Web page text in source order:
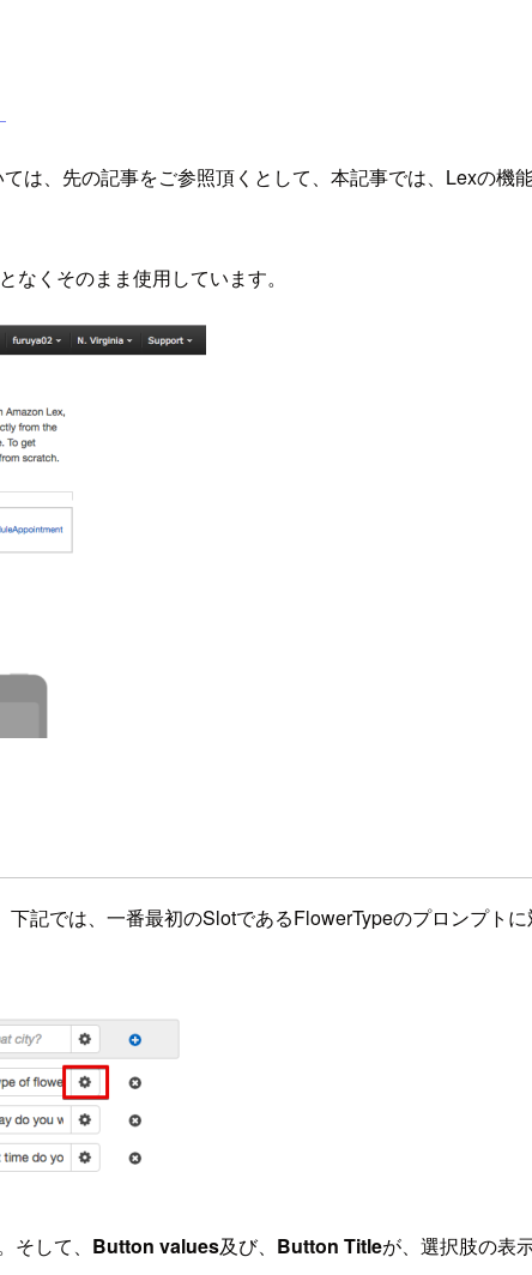
は、先の記事をご参照頂くとして、本記事では、Lexの機
くそのまま使用しています。
記では、一番最初のSlotであるFlowerTypeのプロンプトに
して、 Button values及び、 Button Titleが、選択肢の表